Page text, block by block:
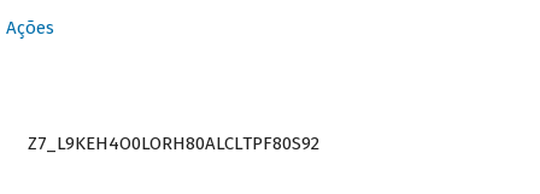
Ações
Z7_L9KEH4O0LORH80ALCLTPF80S92